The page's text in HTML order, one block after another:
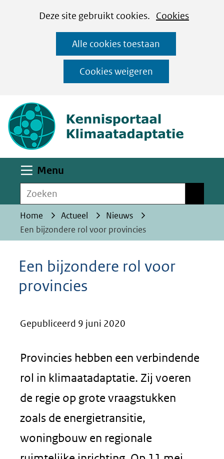
CookiesDeze site gebruikt cookies. Cookies
op
deze
website
worden
toegestaan
geweigerd.
Alle cookies toestaan
Cookies weigeren
Ga
naar
de
inhoud
Menu
Zoeken
Home Actueel
Nieuws
Een bijzondere rol voor provincies
Een bijzondere rol voor
provincies
Gepubliceerd 9 juni 2020
Provincies hebben een verbindende
rol in klimaatadaptatie. Zij voeren
de regie op grote vraagstukken
zoals de energietransitie,
woningbouw en regionale